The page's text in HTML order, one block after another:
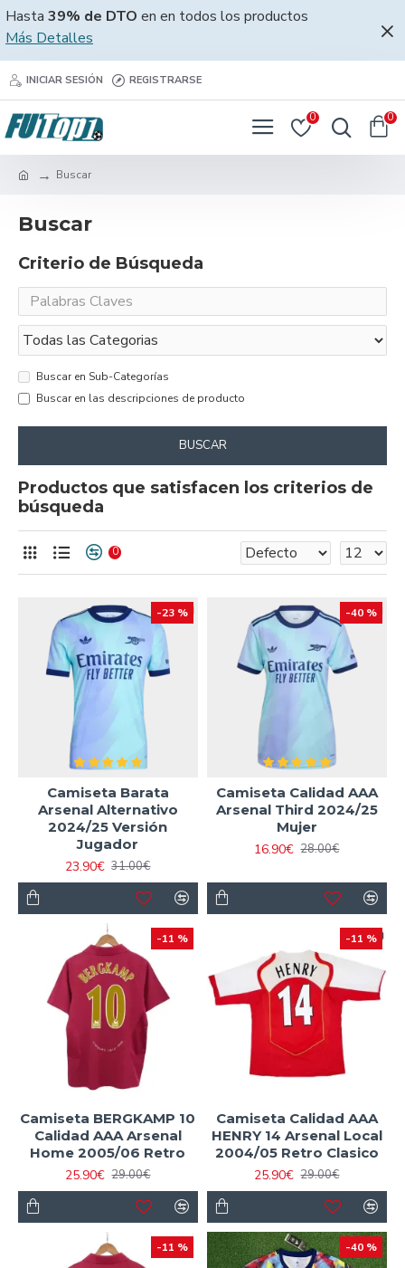
Hasta 39% de DTO en en todos los productos
Más Detalles
INICIAR SESIÓN REGISTRARSE
0 0
Buscar
Buscar
Criterio de Búsqueda
Buscar en Sub-Categorías
Buscar en las descripciones de producto
BUSCAR
Productos que satisfacen los criterios de
búsqueda
0
-23 %
Camiseta Barata
Arsenal Alternativo
2024/25 Versión
Jugador
23.90€ 31.00€
-40 %
Camiseta Calidad AAA
Arsenal Third 2024/25
Mujer
16.90€ 28.00€
-11 %
Camiseta BERGKAMP 10
Calidad AAA Arsenal
Home 2005/06 Retro
25.90€ 29.00€
-11 %
Camiseta Calidad AAA
HENRY 14 Arsenal Local
2004/05 Retro Clasico
25.90€ 29.00€
-11 % -40 %